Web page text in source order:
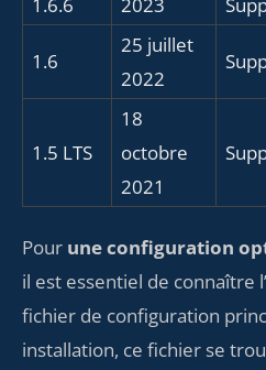
1.6.6 2023
1.6
25 juillet
2022
1.5 LTS
18
octobre
2021
Pour une configuration
il est essentiel de connaître
fichier de configuration
installation, ce fichier se